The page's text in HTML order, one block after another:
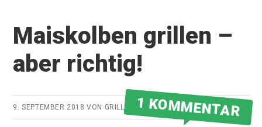
Maiskolben grillen –
aber richtig!
9. SEPTEMBER 2018 VON GRILLMEISTER1 KOMMENTAR